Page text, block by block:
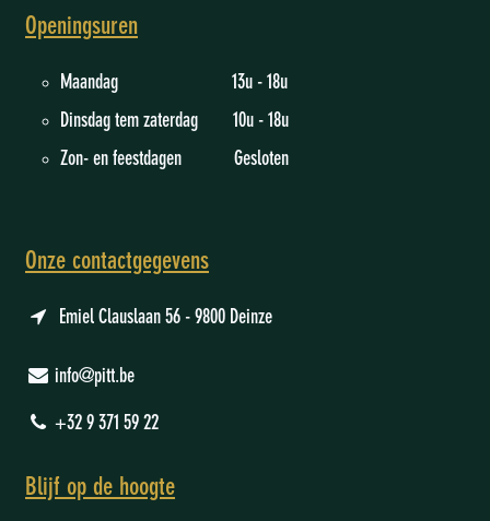
Openingsuren
Maandag 13u - 18u
Dinsdag tem zaterdag 10u - 18u
Zon- en feestdagen Gesloten
Onze contactgegevens
Emiel Clauslaan 56 - 9800 Deinze
info@pitt.be
+32 9 371 59 22
Blijf op de hoogte